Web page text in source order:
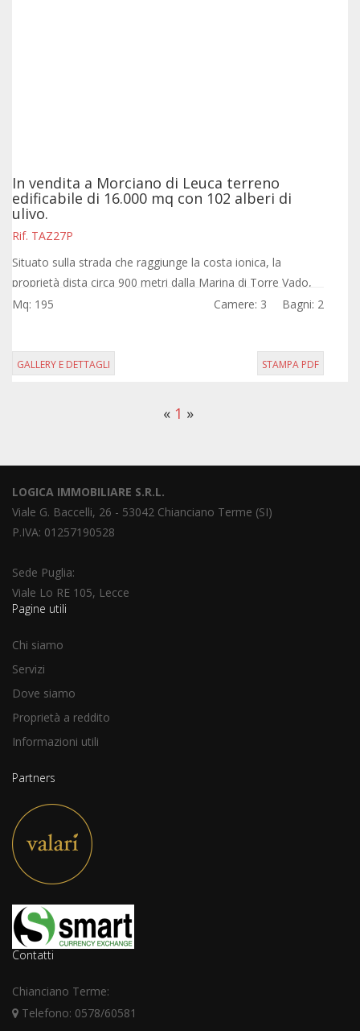
In vendita a Morciano di Leuca terreno
edificabile di 16.000 mq con 102 alberi di
ulivo.
Rif. TAZ27P
Situato sulla strada che raggiunge la costa ionica, la
proprietà dista circa 900 metri dalla Marina di Torre Vado,
rinomata località balneare adagiata sul promontorio che
Mq: 195 Camere: 3 Bagni: 2
GALLERY E DETTAGLI STAMPA PDF
« 1 »
LOGICA IMMOBILIARE S.R.L.
Viale G. Baccelli, 26 - 53042 Chianciano Terme (SI)
P.IVA: 01257190528
Sede Puglia:
Viale Lo RE 105, Lecce
Pagine utili
Chi siamo
Servizi
Dove siamo
Proprietà a reddito
Informazioni utili
Partners
Contatti
Chianciano Terme:
Telefono: 0578/60581